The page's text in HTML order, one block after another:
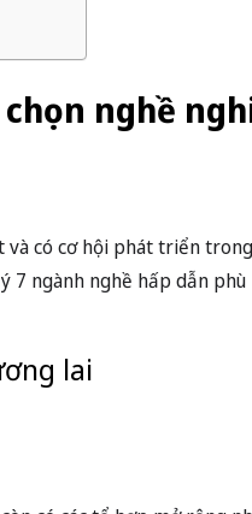
nghề
có cơ hội phát triển
ngành nghề hấp dẫn
lai